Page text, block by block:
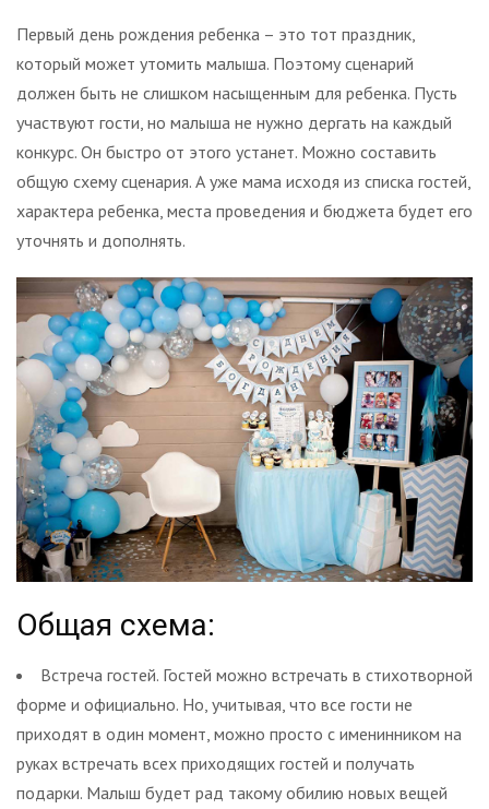
Первый день рождения ребенка – это тот праздник,
который может утомить малыша. Поэтому сценарий
должен быть не слишком насыщенным для ребенка. Пусть
участвуют гости, но малыша не нужно дергать на каждый
конкурс. Он быстро от этого устанет. Можно составить
общую схему сценария. А уже мама исходя из списка гостей,
характера ребенка, места проведения и бюджета будет его
уточнять и дополнять.
Общая схема:
Встреча гостей. Гостей можно встречать в стихотворной
форме и официально. Но, учитывая, что все гости не
приходят в один момент, можно просто с именинником на
руках встречать всех приходящих гостей и получать
подарки. Малыш будет рад такому обилию новых вещей